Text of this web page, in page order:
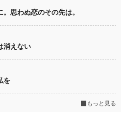
思わぬ恋のその先は。
消えない
を
もっと見る